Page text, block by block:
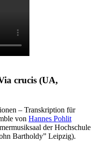
crucis (UA,
– Transkription für
von Hannes Pohlit
der Hochschule
Bartholdy” Leipzig).